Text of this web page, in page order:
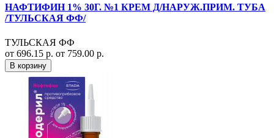
НАФТИФИН 1% 30Г. №1 КРЕМ Д/НАРУЖ.ПРИМ. ТУБА
/ТУЛЬСКАЯ ФФ/
ТУЛЬСКАЯ ФФ
от 696.15 р. от 759.00 р.
В корзину